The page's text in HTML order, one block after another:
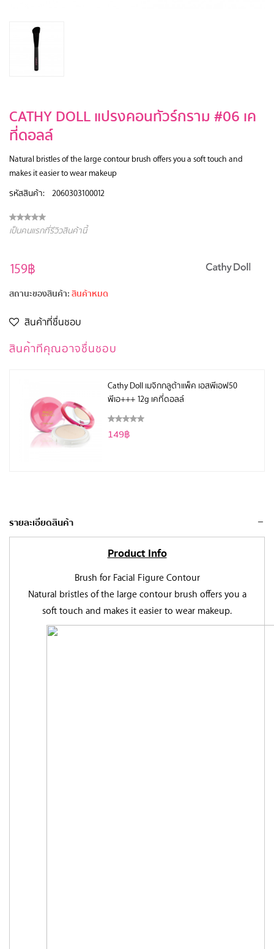
CATHY DOLL แปรงคอนทัวร์กราม #06 เค
ที่ดอลล์
Natural bristles of the large contour brush offers you a soft touch and
makes it easier to wear makeup
รหัสสินค้า:
2060303100012
เป็นคนแรกที่รีวิวสินค้านี้
159฿
สถานะของสินค้า:สินค้าหมด
สินค้าที่ชื่นชอบ
สินค้าทีคุณอาจชื่นชอบ
Cathy Doll เมจิกกลูต้าแพ็ค เอสพีเอฟ50
พีเอ+++ 12g เคที่ดอลล์
149฿
รายละเอียดสินค้า
Product Info
Brush for Facial Figure Contour
Natural bristles of the large contour brush offers you a
soft touch and makes it easier to wear makeup.